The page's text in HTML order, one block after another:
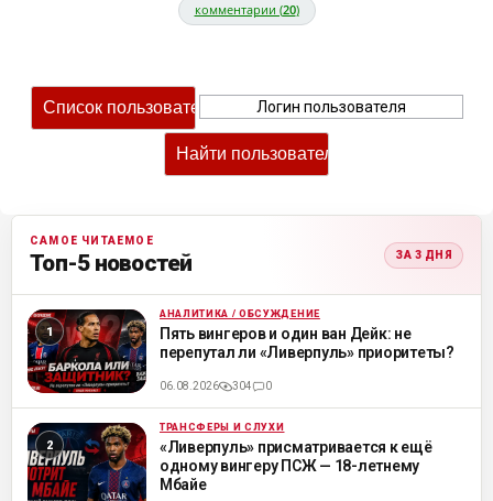
комментарии (20)
САМОЕ ЧИТАЕМОЕ
Топ-5 новостей ЗА 3 ДНЯ
ML АНАЛИТИКА / ОБСУЖДЕНИЕ
Пять вингеров и один ван Дейк: не
перепутал ли «Ливерпуль» приоритеты?
06.08.2026 304 0
ML ТРАНСФЕРЫ И СЛУХИ
«Ливерпуль» присматривается к ещё
одному вингеру ПСЖ — 18-летнему
Мбайе